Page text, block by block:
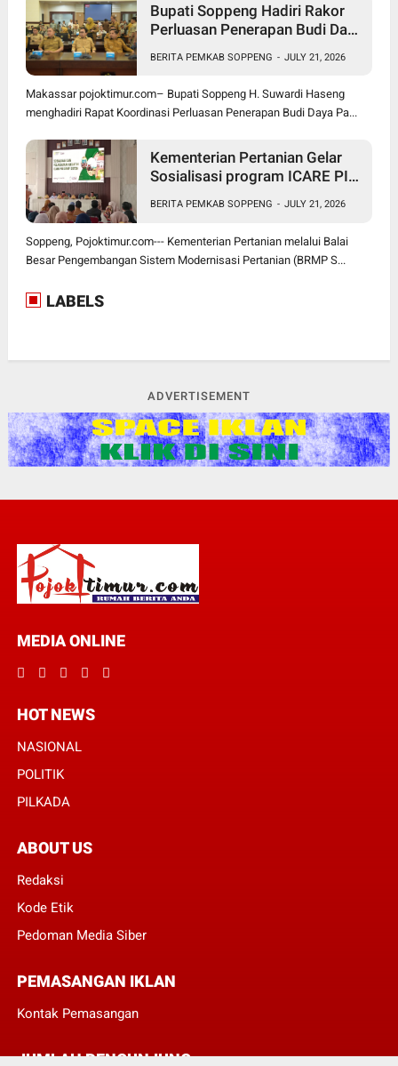
Bupati Soppeng Hadiri Rakor
Perluasan Penerapan Budi Daya
BERITA PEMKAB SOPPENG - JULY 21, 2026
Makassar pojoktimur.com– Bupati Soppeng H. Suwardi Haseng
menghadiri Rapat Koordinasi Perluasan Penerapan Budi Daya Pa...
Kementerian Pertanian Gelar
Sosialisasi program ICARE PIU
BERITA PEMKAB SOPPENG - JULY 21, 2026
Soppeng, Pojoktimur.com--- Kementerian Pertanian melalui Balai
Besar Pengembangan Sistem Modernisasi Pertanian (BRMP S...
LABELS
ADVERTISEMENT
MEDIA ONLINE
HOT NEWS
NASIONAL
POLITIK
PILKADA
ABOUT US
Redaksi
Kode Etik
Pedoman Media Siber
PEMASANGAN IKLAN
Kontak Pemasangan
JUMLAH PENGUNJUNG